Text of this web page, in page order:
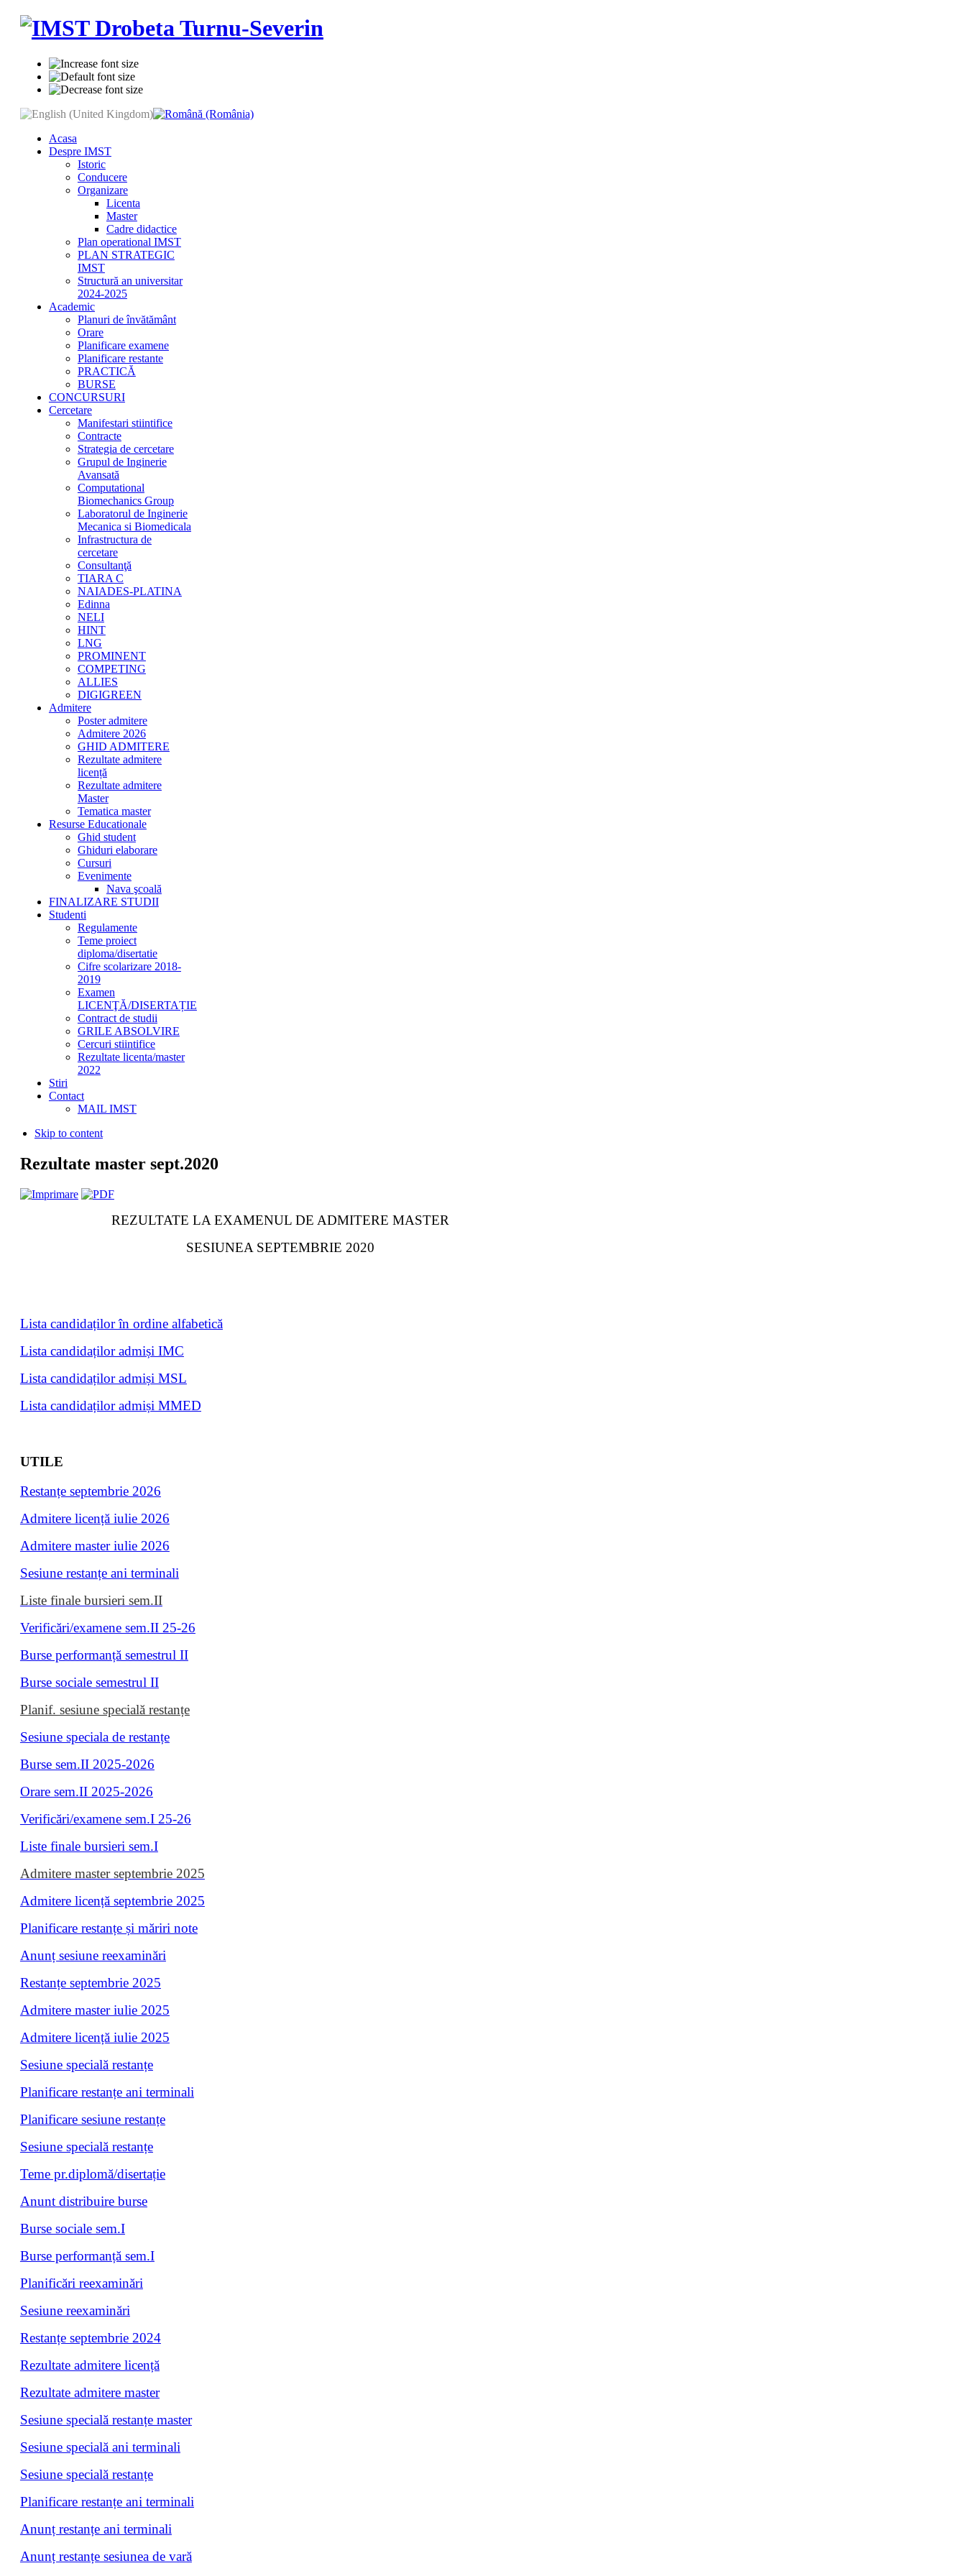
Acasa
Despre IMST
Istoric
Conducere
Organizare
Licenta
Master
Cadre didactice
Plan operational IMST
PLAN STRATEGIC
IMST
Structură an universitar
2024-2025
Academic
Planuri de învătământ
Orare
Planificare examene
Planificare restante
PRACTICĂ
BURSE
CONCURSURI
Cercetare
Manifestari stiintifice
Contracte
Strategia de cercetare
Grupul de Inginerie
Avansată
Computational
Biomechanics Group
Laboratorul de Inginerie
Mecanica si Biomedicala
Infrastructura de
cercetare
Consultanţă
TIARA C
NAIADES-PLATINA
Edinna
NELI
HINT
LNG
PROMINENT
COMPETING
ALLIES
DIGIGREEN
Admitere
Poster admitere
Admitere 2026
GHID ADMITERE
Rezultate admitere
licență
Rezultate admitere
Master
Tematica master
Resurse Educationale
Ghid student
Ghiduri elaborare
Cursuri
Evenimente
Nava şcoală
FINALIZARE STUDII
Studenti
Regulamente
Teme proiect
diploma/disertatie
Cifre scolarizare 2018-
2019
Examen
LICENŢĂ/DISERTAȚIE
Contract de studii
GRILE ABSOLVIRE
Cercuri stiintifice
Rezultate licenta/master
2022
Stiri
Contact
MAIL IMST
Skip to content
Rezultate master sept.2020
REZULTATE LA EXAMENUL DE ADMITERE MASTER
SESIUNEA SEPTEMBRIE 2020
Lista candidaților în ordine alfabetică
Lista candidaților admiși IMC
Lista candidaților admiși MSL
Lista candidaților admiși MMED
UTILE
Restanțe septembrie 2026
Admitere licență iulie 2026
Admitere master iulie 2026
Sesiune restanțe ani terminali
Liste finale bursieri sem.II
Verificări/examene sem.II 25-26
Burse performanță semestrul II
Burse sociale semestrul II
Planif. sesiune specială restanțe
Sesiune speciala de restanțe
Burse sem.II 2025-2026
Orare sem.II 2025-2026
Verificări/examene sem.I 25-26
Liste finale bursieri sem.I
Admitere master septembrie 2025
Admitere licență septembrie 2025
Planificare restanțe și măriri note
Anunț sesiune reexaminări
Restanțe septembrie 2025
Admitere master iulie 2025
Admitere licență iulie 2025
Sesiune specială restanțe
Planificare restanțe ani terminali
Planificare sesiune restanțe
Sesiune specială restanțe
Teme pr.diplomă/disertație
Anunt distribuire burse
Burse sociale sem.I
Burse performanță sem.I
Planificări reexaminări
Sesiune reexaminări
Restanțe septembrie 2024
Rezultate admitere licență
Rezultate admitere master
Sesiune specială restanțe master
Sesiune specială ani terminali
Sesiune specială restanțe
Planificare restanțe ani terminali
Anunț restanțe ani terminali
Anunț restanțe sesiunea de vară